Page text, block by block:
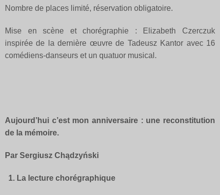
Nombre de places limité, réservation obligatoire.
Mise en scène et chorégraphie : Elizabeth Czerczuk
inspirée de la dernière œuvre de Tadeusz Kantor avec 16
comédiens-danseurs et un quatuor musical.
Aujourd’hui c’est mon anniversaire : une reconstitution
de la mémoire.
Par Sergiusz Chądzyński
1. La lecture chorégraphique